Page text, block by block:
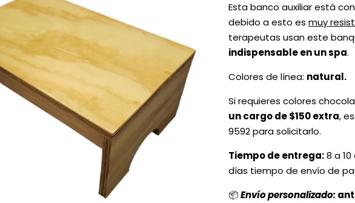
Esta banco auxiliar está
debido a esto es muy
terapeutas usan este
indispensable en un spa.
Colores de línea: natural.
Si requieres colores
un cargo de $150 extra,
9592 para solicitarlo.
Tiempo de entrega:8 a
días tiempo de envío de
📦 Envío personalizado: